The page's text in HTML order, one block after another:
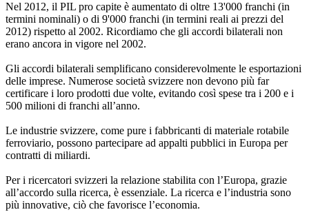
Nel 2012, il PIL pro capite è aumentato di oltre 13'000 franchi (in
termini nominali) o di 9'000 franchi (in termini reali ai prezzi del
2012) rispetto al 2002. Ricordiamo che gli accordi bilaterali non
erano ancora in vigore nel 2002.
Gli accordi bilaterali semplificano considerevolmente le esportazioni
delle imprese. Numerose società svizzere non devono più far
certificare i loro prodotti due volte, evitando così spese tra i 200 e i
500 milioni di franchi all’anno.
Le industrie svizzere, come pure i fabbricanti di materiale rotabile
ferroviario, possono partecipare ad appalti pubblici in Europa per
contratti di miliardi.
Per i ricercatori svizzeri la relazione stabilita con l’Europa, grazie
all’accordo sulla ricerca, è essenziale. La ricerca e l’industria sono
più innovative, ciò che favorisce l’economia.